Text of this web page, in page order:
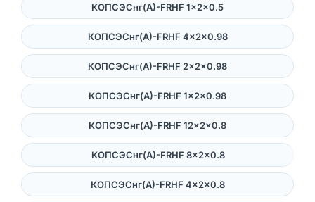
КОПСЭСнг(А)-FRHF 1×2×0.5
КОПСЭСнг(А)-FRHF 4×2×0.98
КОПСЭСнг(А)-FRHF 2×2×0.98
КОПСЭСнг(А)-FRHF 1×2×0.98
КОПСЭСнг(А)-FRHF 12×2×0.8
КОПСЭСнг(А)-FRHF 8×2×0.8
КОПСЭСнг(А)-FRHF 4×2×0.8